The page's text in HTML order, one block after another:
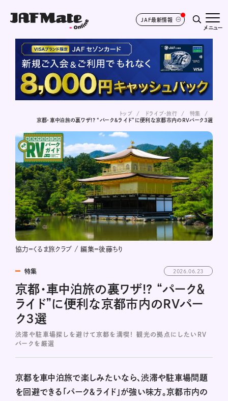
JAF最新情報
メニュー
トップ ドライブ･旅行
特集
京都・車中泊旅の裏ワザ!? “パーク＆ライド”に便利な京都市内のRVパーク3選
協力＝くるま旅クラブ / 編集＝後藤ちり
特集 2026.06.23
京都・車中泊旅の裏ワザ!? “パーク＆
ライド”に便利な京都市内のRVパー
ク3選
渋滞や駐車場探しを避けて京都を満喫！ 観光の拠点にしたいRV
パークを厳選
京都を車中泊旅で楽しみたいなら、渋滞や駐車場問題
を回避できる「パーク＆ライド」が強い味方。京都市内の